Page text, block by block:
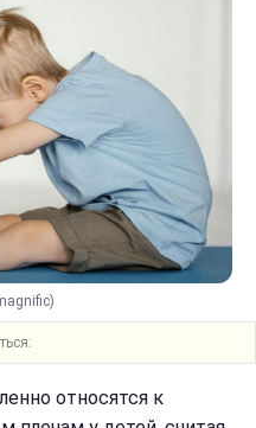
относятся к